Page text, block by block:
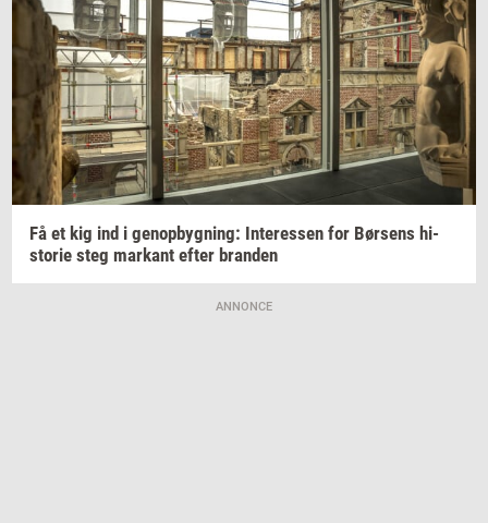
Få et kig ind i genop­byg­ning: In­ter­es­sen for Bør­sens hi­
sto­rie steg mar­kant efter bran­den
ANNONCE